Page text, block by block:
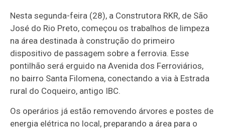
Nesta segunda-feira (28), a Construtora RKR, de São
José do Rio Preto, começou os trabalhos de limpeza
na área destinada à construção do primeiro
dispositivo de passagem sobre a ferrovia. Esse
pontilhão será erguido na Avenida dos Ferroviários,
no bairro Santa Filomena, conectando a via à Estrada
rural do Coqueiro, antigo IBC.
Os operários já estão removendo árvores e postes de
energia elétrica no local, preparando a área para o